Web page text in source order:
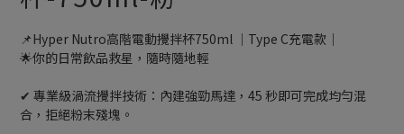
📌Hyper Nutro高階電動攪拌杯750ml ｜Type C充電款｜
🌟你的日常飲品救星，隨時隨地輕
✔ 專業級渦流攪拌技術：內建強勁馬達，45 秒即可完成均勻混
合，拒絕粉末殘塊。